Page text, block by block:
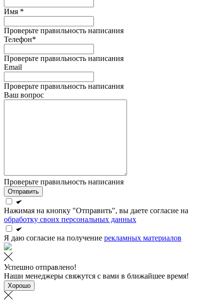
Имя *
Проверьте правильность написания
Телефон*
Проверьте правильность написания
Email
Проверьте правильность написания
Ваш вопрос
Проверьте правильность написания
Отправить
Нажимая на кнопку "Отправить", вы даете согласие на
обработку своих персональных данных
Я даю согласие на получение рекламных материалов
Успешно отправлено!
Наши менеджеры свяжутся с вами в ближайшее время!
Хорошо